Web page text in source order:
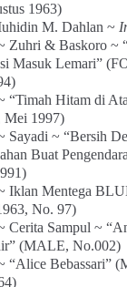
1963)
M. Dahlan ~
Zuhri & Baskoro ~
Masuk Lemari”
“Timah Hitam di
Mei 1997)
Sayadi ~ “Bersih
Buat
Iklan Mentega
No. 97)
Cerita Sampul ~
(MALE, No.002)
“Alice Bebassari”